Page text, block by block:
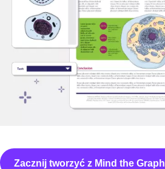
Zacznij tworzyć z Mind the Graph